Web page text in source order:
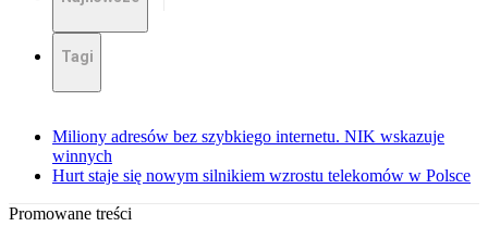
Tagi
Miliony adresów bez szybkiego internetu. NIK wskazuje
winnych
Hurt staje się nowym silnikiem wzrostu telekomów w Polsce
Promowane treści